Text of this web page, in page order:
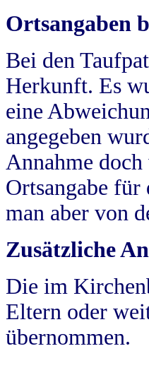
Ortsangaben
Bei den
Herkunft. Es
eine
angegeben
Annahme
Ortsangabe für
man aber von
Zusätzliche
Die im
Eltern oder
übernommen.